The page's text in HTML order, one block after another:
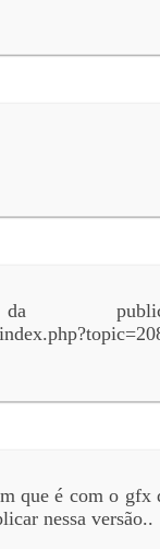
que é com o
nessa versão..